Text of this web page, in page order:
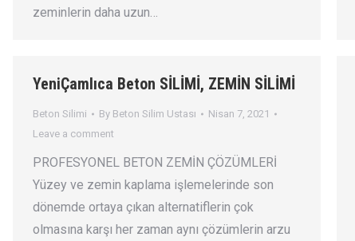
zeminlerin daha uzun…
YeniÇamlıca Beton SİLİMİ, ZEMİN SİLİMİ
Beton Silimi By Beton Silim Ustası
Nisan 7, 2021
Leave a comment
PROFESYONEL BETON ZEMİN ÇÖZÜMLERİ
Yüzey ve zemin kaplama işlemelerinde son
dönemde ortaya çıkan alternatiflerin çok
olmasına karşı her zaman aynı çözümlerin arzu